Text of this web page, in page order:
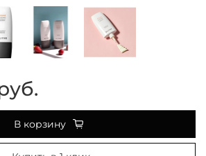
В корзину